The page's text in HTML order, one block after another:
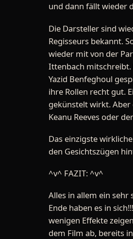
und dann fällt wieder
Die Darsteller sind
Regisseurs bekannt.
wieder mit von der
Ittenbach mitschreibt.
Yazid Benfeghoul
ihre Rollen recht gut.
gekünstelt wirkt.
Keanu Reeves oder
Das einzigste
den Gesichtszügen
^v^ FAZIT: ^v^
Alles in allem ein sehr
Ende haben es in
wenigen Effekte
dem Film ab, bereits